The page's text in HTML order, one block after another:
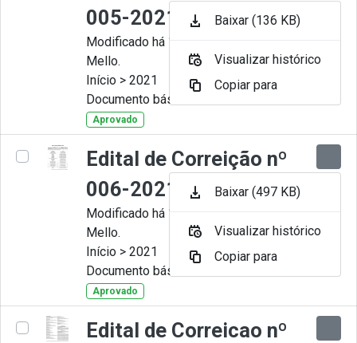
005-2021
Modificado há 11 Meses por Artur
Mello.
Início > 2021
Documento básico
Aprovado
Edital de Correição nº
006-2021
Modificado há 11 Meses por Artur
Mello.
Início > 2021
Documento básico
Aprovado
Edital de Correicao nº
Baixar (136 KB)
Visualizar histórico
Copiar para
Baixar (497 KB)
Visualizar histórico
Copiar para